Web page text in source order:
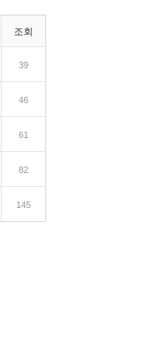
조회
39
46
61
82
145